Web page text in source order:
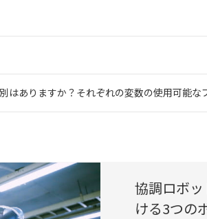
はありますか？それぞれの変数の使用可能な
協調ロボ
ける3つの